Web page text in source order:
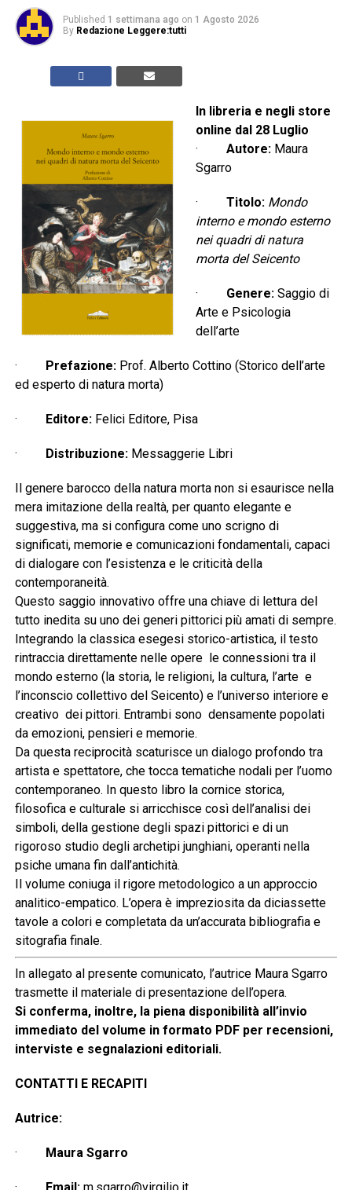
Published 1 settimana ago on 1 Agosto 2026
By Redazione Leggere:tutti
In libreria e negli store
online dal 28 Luglio
· Autore:Maura
Sgarro
· Titolo: Mondo
interno e mondo esterno
nei quadri di natura
morta del Seicento
· Genere:Saggio di
Arte e Psicologia
dell’arte
· Prefazione:Prof. Alberto Cottino (Storico dell’arte
ed esperto di natura morta)
· Editore:Felici Editore, Pisa
· Distribuzione:Messaggerie Libri
Il genere barocco della natura morta non si esaurisce nella
mera imitazione della realtà, per quanto elegante e
suggestiva, ma si configura come uno scrigno di
significati, memorie e comunicazioni fondamentali, capaci
di dialogare con l’esistenza e le criticità della
contemporaneità.
Questo saggio innovativo offre una chiave di lettura del
tutto inedita su uno dei generi pittorici più amati di sempre.
Integrando la classica esegesi storico-artistica, il testo
rintraccia direttamente nelle opere le connessioni tra il
mondo esterno (la storia, le religioni, la cultura, l’arte e
l’inconscio collettivo del Seicento) e l’universo interiore e
creativo dei pittori. Entrambi sono densamente popolati
da emozioni, pensieri e memorie.
Da questa reciprocità scaturisce un dialogo profondo tra
artista e spettatore, che tocca tematiche nodali per l’uomo
contemporaneo. In questo libro la cornice storica,
filosofica e culturale si arricchisce così dell’analisi dei
simboli, della gestione degli spazi pittorici e di un
rigoroso studio degli archetipi junghiani, operanti nella
psiche umana fin dall’antichità.
Il volume coniuga il rigore metodologico a un approccio
analitico-empatico. L’opera è impreziosita da diciassette
tavole a colori e completata da un’accurata bibliografia e
sitografia finale.
In allegato al presente comunicato, l’autrice Maura Sgarro
trasmette il materiale di presentazione dell’opera.
Si conferma, inoltre, la piena disponibilità all’invio
immediato del volume in formato PDF per recensioni,
interviste e segnalazioni editoriali.
CONTATTI E RECAPITI
Autrice:
· Maura Sgarro